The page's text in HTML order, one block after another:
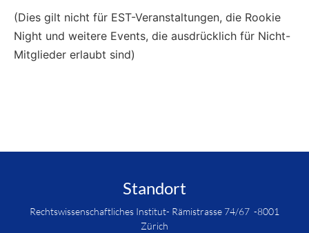
(Dies gilt nicht für EST-Veranstaltungen, die Rookie
Night und weitere Events, die ausdrücklich für Nicht-
Mitglieder erlaubt sind)
Standort
Rechtswissenschaftliches Institut- Rämistrasse 74/67 -8001
Zürich